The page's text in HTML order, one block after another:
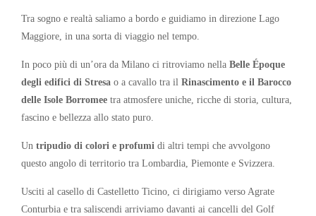
Tra sogno e realtà saliamo a bordo e guidiamo in direzione Lago
Maggiore, in una sorta di viaggio nel tempo.
In poco più di un’ora da Milano ci ritroviamo nella Belle Époque
degli edifici di Stresa o a cavallo tra il Rinascimento e il Barocco
delle Isole Borromee tra atmosfere uniche, ricche di storia, cultura,
fascino e bellezza allo stato puro.
Un tripudio di colori e profumi di altri tempi che avvolgono
questo angolo di territorio tra Lombardia, Piemonte e Svizzera.
Usciti al casello di Castelletto Ticino, ci dirigiamo verso Agrate
Conturbia e tra saliscendi arriviamo davanti ai cancelli del Golf